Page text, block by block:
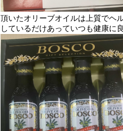
頂いたオリーブオイルは上質でヘ
しているだけあっていつも健康に